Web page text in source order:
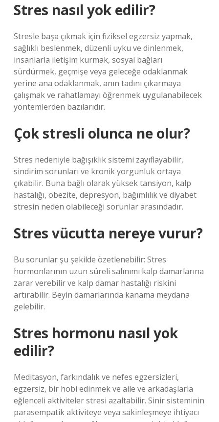
Stres nasıl yok edilir?
Stresle başa çıkmak için fiziksel egzersiz yapmak,
sağlıklı beslenmek, düzenli uyku ve dinlenmek,
insanlarla iletişim kurmak, sosyal bağları
sürdürmek, geçmişe veya geleceğe odaklanmak
yerine ana odaklanmak, anın tadını çıkarmaya
çalışmak ve rahatlamayı öğrenmek uygulanabilecek
yöntemlerden bazılarıdır.
Çok stresli olunca ne olur?
Stres nedeniyle bağışıklık sistemi zayıflayabilir,
sindirim sorunları ve kronik yorgunluk ortaya
çıkabilir. Buna bağlı olarak yüksek tansiyon, kalp
hastalığı, obezite, depresyon, bağımlılık ve diyabet
stresin neden olabileceği sorunlar arasındadır.
Stres vücutta nereye vurur?
Bu sorunlar şu şekilde özetlenebilir: Stres
hormonlarının uzun süreli salınımı kalp damarlarına
zarar verebilir ve kalp damar hastalığı riskini
artırabilir. Beyin damarlarında kanama meydana
gelebilir.
Stres hormonu nasıl yok
edilir?
Meditasyon, farkındalık ve nefes egzersizleri,
egzersiz, bir hobi edinmek ve aile ve arkadaşlarla
eğlenceli aktiviteler stresi azaltabilir. Sinir sisteminin
parasempatik aktiviteye veya sakinleşmeye ihtiyacı